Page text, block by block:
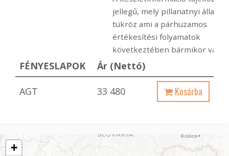
jellegű, mely pillanatnyi
tükröz ami a párhuzamos
értékesítési folyamatok
következtében bármikor
FÉNYESLAPOK Ár (Nettó)
AGT 33 480 Kosárba
+